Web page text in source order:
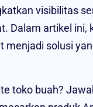
visibilitas
Dalam artikel ini,
menjadi solusi
toko buah?